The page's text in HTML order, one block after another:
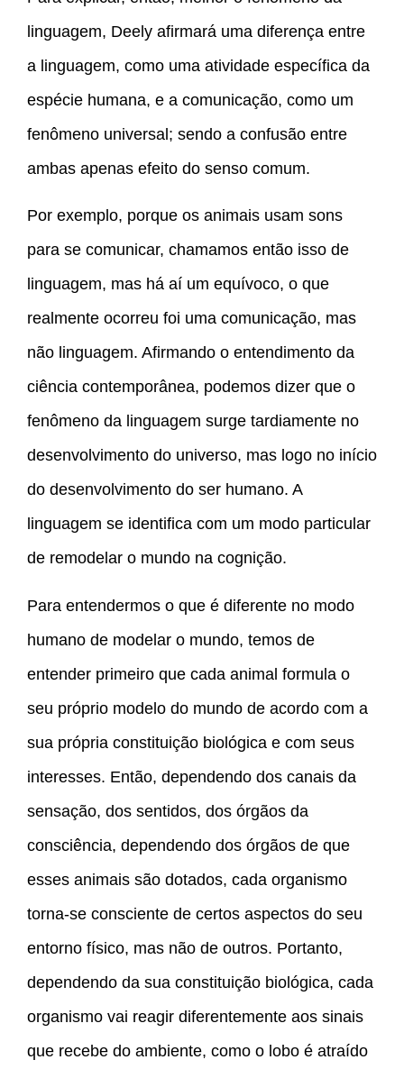
linguagem, Deely afirmará uma diferença entre
a linguagem, como uma atividade específica da
espécie humana, e a comunicação, como um
fenômeno universal; sendo a confusão entre
ambas apenas efeito do senso comum.
Por exemplo, porque os animais usam sons
para se comunicar, chamamos então isso de
linguagem, mas há aí um equívoco, o que
realmente ocorreu foi uma comunicação, mas
não linguagem. Afirmando o entendimento da
ciência contemporânea, podemos dizer que o
fenômeno da linguagem surge tardiamente no
desenvolvimento do universo, mas logo no início
do desenvolvimento do ser humano. A
linguagem se identifica com um modo particular
de remodelar o mundo na cognição.
Para entendermos o que é diferente no modo
humano de modelar o mundo, temos de
entender primeiro que cada animal formula o
seu próprio modelo do mundo de acordo com a
sua própria constituição biológica e com seus
interesses. Então, dependendo dos canais da
sensação, dos sentidos, dos órgãos da
consciência, dependendo dos órgãos de que
esses animais são dotados, cada organismo
torna-se consciente de certos aspectos do seu
entorno físico, mas não de outros. Portanto,
dependendo da sua constituição biológica, cada
organismo vai reagir diferentemente aos sinais
que recebe do ambiente, como o lobo é atraído